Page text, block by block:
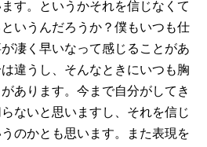
す。というかそれを信じなくて
いうんだろうか？僕もいつも仕
凄く早いなって感じることがあ
違うし、そんなときにいつも胸
あります。今まで自分がしてき
ないと思いますし、それを信じ
のかとも思います。また表現を